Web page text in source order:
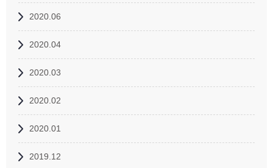
2020.06
2020.04
2020.03
2020.02
2020.01
2019.12